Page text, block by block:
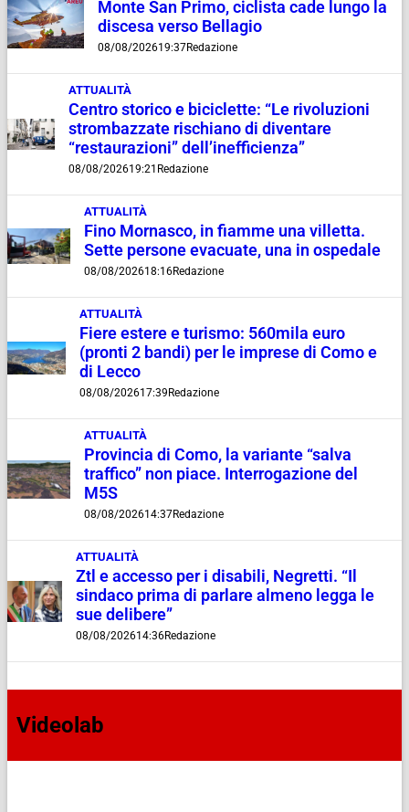
Monte San Primo, ciclista cade lungo la
discesa verso Bellagio
08/08/202619:37Redazione
ATTUALITÀ
Centro storico e biciclette: “Le rivoluzioni
strombazzate rischiano di diventare
“restaurazioni” dell’inefficienza”
08/08/202619:21 Redazione
ATTUALITÀ
Fino Mornasco, in fiamme una villetta.
Sette persone evacuate, una in ospedale
08/08/202618:16Redazione
ATTUALITÀ
Fiere estere e turismo: 560mila euro
(pronti 2 bandi) per le imprese di Como e
di Lecco
08/08/202617:39 Redazione
ATTUALITÀ
Provincia di Como, la variante “salva
traffico” non piace. Interrogazione del
M5S
08/08/202614:37Redazione
ATTUALITÀ
Ztl e accesso per i disabili, Negretti. “Il
sindaco prima di parlare almeno legga le
sue delibere”
08/08/202614:36Redazione
Videolab